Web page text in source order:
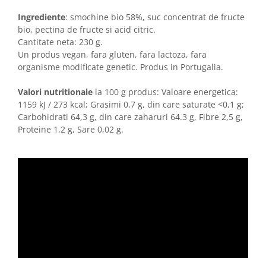
Ingrediente: smochine bio 58%, suc concentrat de fructe
bio, pectina de fructe si acid citric.
Cantitate neta: 230 g.
Un produs vegan, fara gluten, fara lactoza, fara
organisme modificate genetic. Produs in Portugalia.
Valori nutritionale la 100 g produs: Valoare energetica:
1159 kJ / 273 kcal; Grasimi 0,7 g, din care saturate <0,1 g;
Carbohidrati 64,3 g, din care zaharuri 64.3 g, Fibre 2,5 g,
Proteine 1,2 g, Sare 0,02 g.